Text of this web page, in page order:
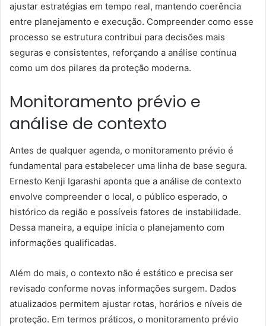
ajustar estratégias em tempo real, mantendo coerência
entre planejamento e execução. Compreender como esse
processo se estrutura contribui para decisões mais
seguras e consistentes, reforçando a análise contínua
como um dos pilares da proteção moderna.
Monitoramento prévio e
análise de contexto
Antes de qualquer agenda, o monitoramento prévio é
fundamental para estabelecer uma linha de base segura.
Ernesto Kenji Igarashi aponta que a análise de contexto
envolve compreender o local, o público esperado, o
histórico da região e possíveis fatores de instabilidade.
Dessa maneira, a equipe inicia o planejamento com
informações qualificadas.
Além do mais, o contexto não é estático e precisa ser
revisado conforme novas informações surgem. Dados
atualizados permitem ajustar rotas, horários e níveis de
proteção. Em termos práticos, o monitoramento prévio